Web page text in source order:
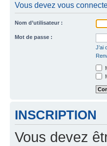
Vous devez vous
Nom d’utilisateur :
Mot de passe :
J’ai
INSCRIPTION
Vous devez